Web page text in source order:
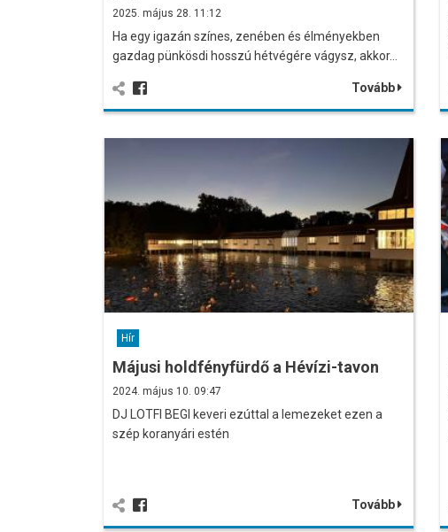
2025. május 28. 11:12
Ha egy igazán színes, zenében és élményekben
gazdag pünkösdi hosszú hétvégére vágysz, akkor…
Tovább
Hír
Májusi holdfényfürdő a Hévízi-tavon
2024. május 10. 09:47
DJ LOTFI BEGI keveri ezúttal a lemezeket ezen a
szép koranyári estén
Tovább